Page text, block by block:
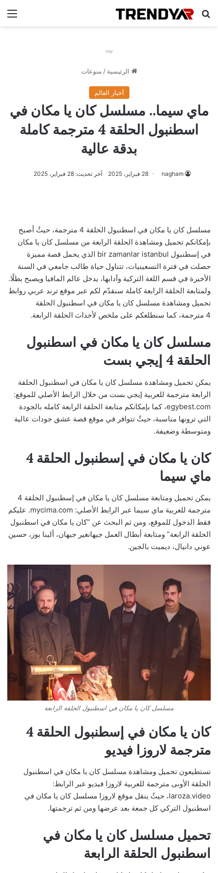
بحث عن
nw
الرئيسية / منوعات
أخبار العالم
ماي سيما.. مسلسل كان يا مكان في
اسطنبول الحلقة 4 مترجمة كاملة
بدقة عالية
nagham 28 فبراير، 2025 آخر تحديث: 28 فبراير، 2025
مسلسل كان يا مكان في اسطنبول الحلقة 4 مترجمة، حيثُ أصبح
بإمكانكم تحميل ومشاهدة الحلقة الرابعة من مسلسل كان يا مكان
في إسطنبول bir zamanlar istanbul الذي يحمل قصة مميزة
حصلت في فترة التسعينيات، تتناول حياة طالب جامعي في السنة
الأخيرة في قسم اللغة التركية وآدابها، يدخل عالم المافيا ويصبح بطلًا.
ولمتابعة الحلقة الرابعة كاملة سنقدّم لكم عبر موقع ترند عربي روابط
تحميل ومشاهدة مسلسل كان يا مكان في اسطنبول الحلقة
4 مترجمة، كما سنطلعكم على ملخص لأحداث الحلقة الرابعة.
مسلسل كان يا مكان في اسطنبول
الحلقة 4 إيجي بست
يمكن تحميل ومشاهدة مسلسل كان يا مكان في اسطنبول الحلقة
الرابعة مترجمة للعربية إيجي بست من خلال الرابط الأصلي للموقع:
egybest.com، كما بإمكانكم متابعة الحلقة الرابعة كامله بالجودة
التي ترونها مناسبة، حيثُ تتوافر في موقع قصة عشق جودات عالية
ومتوسطة وضعيفة.
كان يا مكان في إسطنبول الحلقة 4
ماي سيما
يمكن تحميل ومتابعة مسلسل كان يا مكان في إسطنبول الحلقة 4
مترجمة للعربية ماي سيما عبر الرابط الأصلي: mycima.com. عليكم
فقط الدخول للموقع، ومن ثم البحث عن “كان يا مكان في اسطنبول
الحلقة الرابعة” ومتابعة أبطال العمل جيهانغير جيهان، ألينا بوز، حسين
عوني دانيال، ديميت بالجين.
مسلسل كان يا مكان في اسطنبول الحلقة الرابعة
كان يا مكان في إسطنبول الحلقة 4
مترجمة لاروزا فيديو
تستطيعون تحميل ومشاهدة مسلسل كان يا مكان في اسطنبول
الحلقة الأوىى مترجمة للعربية لاروزا فيديو عبر الرابط:
laroza.video، حيثُ ينقل موقع لاروزا مسلسل كان يا مكان في
اسطنبول التركي كل جمعة بعد عرضها ومن ثم ترجمتها.
تحميل مسلسل كان يا مكان في
اسطنبول الحلقة الرابعة